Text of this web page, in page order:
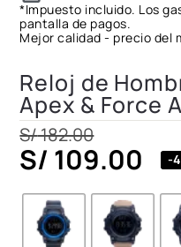
*Impuesto incluido. Los
pantalla de pagos.
Mejor calidad - precio del
Reloj de
Apex & Force
S/182.00
S/ 109.00 -